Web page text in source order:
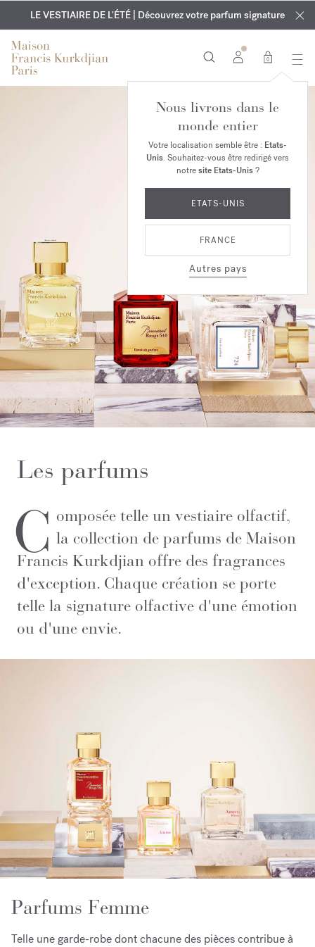
EXCLUSIF | Découvrez le nouveau parfum OUD
velvet mood
dans votre commande*
GRAVURE OFFERTE | Sur tous les parfums et huiles pour le
corps jusqu'au 9 août
LE VESTIAIRE DE L'ÉTÉ | Découvrez votre parfum signature
0
Nous livrons dans le
monde entier
Votre localisation semble être : Etats-
Unis. Souhaitez-vous être redirigé vers
notresite Etats-Unis?
ETATS-UNIS
FRANCE
Autres pays
Les parfums
C omposée telle un vestiaire olfactif,
la collection de parfums de Maison
Francis Kurkdjian offre des fragrances
d'exception. Chaque création se porte
telle la signature olfactive d'une émotion
ou d'une envie.
Parfums Femme
Telle une garde-robe dont chacune des pièces contribue à